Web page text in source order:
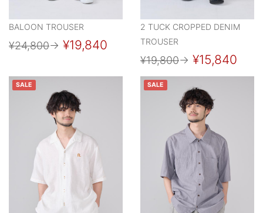
BALOON TROUSER
¥24,800→ ¥19,840
2 TUCK CROPPED DENIM
TROUSER
¥19,800→ ¥15,840
SALE SALE